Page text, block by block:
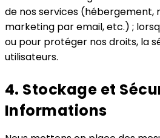
de nos services (hébergement,
marketing par email, etc.) ;
ou pour protéger nos droits, la
utilisateurs.
4. Stockage et
Informations